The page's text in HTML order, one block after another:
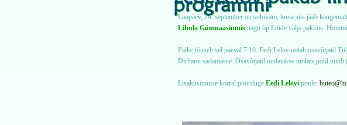
Laupäev, 24. september on sobivam, kuna siis jääb
Lihula Gümnaasiumisnagu õp Loide välja pakkus.
Päike tõuseb sel päeval 7:10. Eedi Lelov ootab osavõtjaid
Dirhami sadamasse. Osavõtjaid oodatakse umbes pool tundi
Lisaküsimuste korral pöörduge Eedi Lelovipoole: